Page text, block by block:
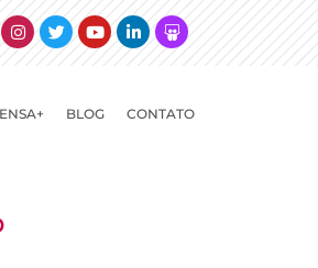
Instagram
TwitterYoutubeLinkedinSlideshare
BLOG CONTATO